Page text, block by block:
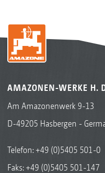
AMAZONEN-WERKE H.
Am Amazonenwerk 9-13
D-49205 Hasbergen -
Telefon:+49 (0)5405 501-0
Faks: +49 (0)5405 501-147